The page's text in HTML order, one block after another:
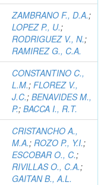
ZAMBRANO F., D.A.;
LOPEZ P., U.;
RODRIGUEZ V., N.;
RAMIREZ G., C.A.
CONSTANTINO C.,
L.M.; FLOREZ V.,
J.C.; BENAVIDES M.,
P.; BACCA I., R.T.
CRISTANCHO A.,
M.A.; ROZO P., Y.I.;
ESCOBAR O., C.;
RIVILLAS O., C.A.;
GAITAN B., A.L.